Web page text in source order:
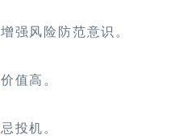
强风险防范意识。
值高。
投机。